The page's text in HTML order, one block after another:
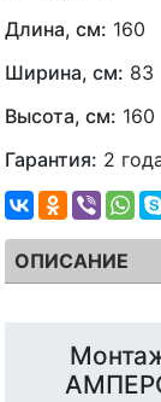
Длина, см: 160
Ширина, см: 83
Высота, см: 160
Гарантия: 2
ОПИСАНИЕ